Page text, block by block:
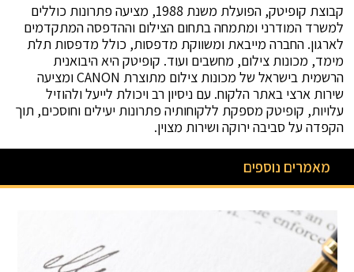
קבוצת קופיטק, הפועלת משנת 1988, מציעה פתרונות כוללים
למשרד המודרני ומתמחה בתחום הצילום וההדפסה המתקדמים
לארגון. החברה מייבאת ומשווקת מדפסות, כולל מדפסות תלת
מימד, מכונות צילום, מחשבים ועוד. קופיטק היא היבואנית
הרשמית בישראל של מכונות צילום מתוצרת CANON ומציעה
שירות ארצי באתר הלקוח. עם ניסיון רב ויכולת לייעל ולהוזיל
עלויות, קופיטק מספקת ללקוחותיה פתרונות יעילים וחוסכים, תוך
הקפדה על סביבה ירוקה ושירות מצוין.
מאמרים נוספים